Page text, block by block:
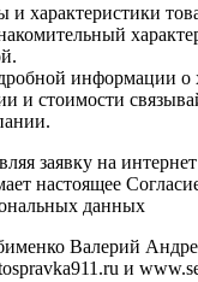
характеристики
информации о
и стоимости
заявку на
настоящее
данных
Валерий
и